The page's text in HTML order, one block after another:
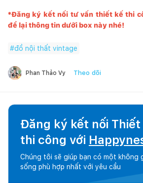
*Đăng ký kết nối tư vấn thiết kế thi
để lại thông tin dưới box này nhé!
#đồ nội thất vintage
Phan Thảo Vy Theo dõi
Đăng ký kết nối Thiết
thi công với
Chúng tôi sẽ giúp bạn có một không
sống phù hợp nhất với yêu cầu